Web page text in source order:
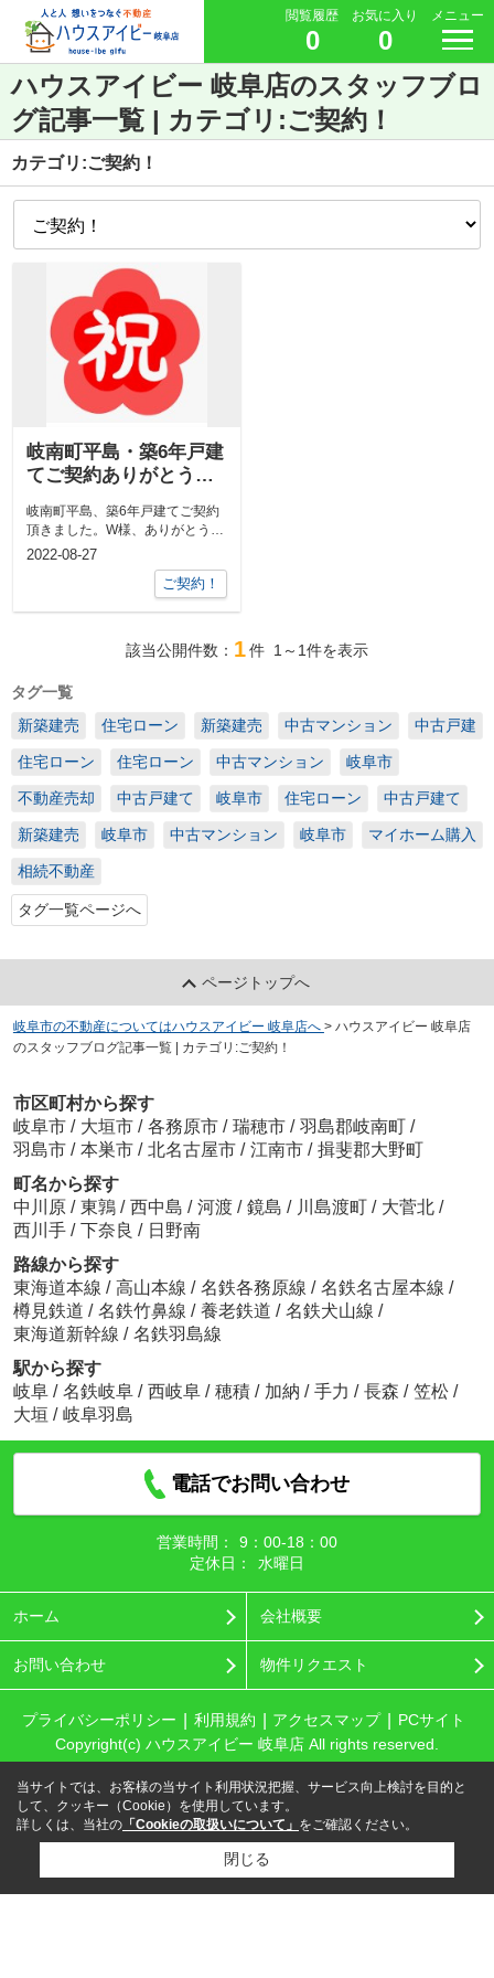
閲覧履歴
0
お気に入り
0
メニュー
ハウスアイビー 岐阜店のスタッフブロ
グ記事一覧 | カテゴリ:ご契約！
カテゴリ:ご契約！
岐南町平島・築6年戸建
てご契約ありがとうご
岐南町平島、築6年戸建てご契約
頂きました。W様、ありがとうご
ざいます。今後ともよろしくお願
2022-08-27
ご契約！
該当公開件数： 1件 1～1件を表示
タグ一覧
新築建売
住宅ローン 新築建売 中古マンション 中古戸建
住宅ローン 住宅ローン 中古マンション 岐阜市
不動産売却 中古戸建て 岐阜市 住宅ローン 中古戸建て
新築建売 岐阜市 中古マンション 岐阜市 マイホーム購入
相続不動産
タグ一覧ページへ
ページトップへ
岐阜市の不動産についてはハウスアイビー 岐阜店へ > ハウスアイビー 岐阜店
のスタッフブログ記事一覧 | カテゴリ:ご契約！
市区町村から探す
岐阜市 / 大垣市 / 各務原市 / 瑞穂市 / 羽島郡岐南町 /
羽島市 / 本巣市 / 北名古屋市 / 江南市 / 揖斐郡大野町
町名から探す
中川原 / 東鶉 / 西中島 / 河渡 / 鏡島 / 川島渡町 / 大菅北 /
西川手 / 下奈良 / 日野南
路線から探す
東海道本線 / 高山本線 / 名鉄各務原線 / 名鉄名古屋本線 /
樽見鉄道 / 名鉄竹鼻線 / 養老鉄道 / 名鉄犬山線 /
東海道新幹線 / 名鉄羽島線
駅から探す
岐阜 / 名鉄岐阜 / 西岐阜 / 穂積 / 加納 / 手力 / 長森 / 笠松 /
大垣 / 岐阜羽島
電話でお問い合わせ
営業時間：
9：00‐18：00
定休日：
水曜日
ホーム 会社概要
お問い合わせ 物件リクエスト
プライバシーポリシー 利用規約 アクセスマップ
PCサイト
Copyright(c) ハウスアイビー 岐阜店 All rights reserved.
当サイトでは、お客様の当サイト利用状況把握、サービス向上検討を目的と
して、クッキー（Cookie）を使用しています。
詳しくは、当社の 「Cookieの取扱いについて」 をご確認ください。
閉じる